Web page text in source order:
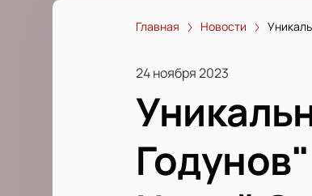
Главная Новости
24 ноября 2023